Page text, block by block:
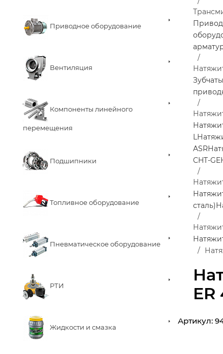
Приводное оборудование
Вентиляция
Компоненты линейного
перемещения
Подшипники
Топливное оборудование
Пневматическое оборудование
РТИ
Жидкости и смазка
ER
L
ASR
CHT-GE
сталь)
Артикул: